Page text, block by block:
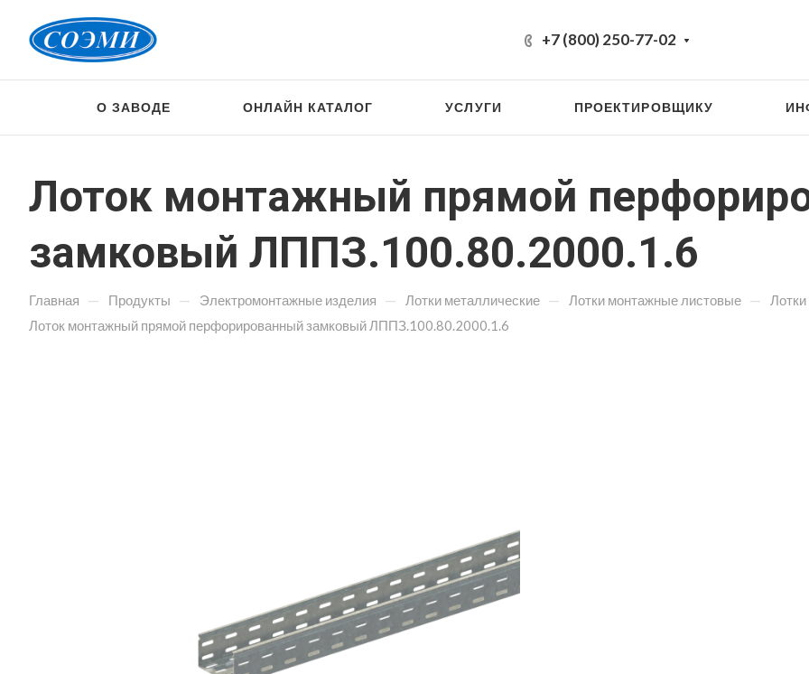
+7 (800) 250-77-02
О ЗАВОДЕ ОНЛАЙН КАТАЛОГ УСЛУГИ ПРОЕКТИРОВЩИКУ
Лоток монтажный прямой
замковый ЛППЗ.100.80.2000.1.6
Главная — Продукты — Электромонтажные изделия — Лотки металлические — Лотки монтажные листовые —
Лоток монтажный прямой перфорированный замковый ЛППЗ.100.80.2000.1.6